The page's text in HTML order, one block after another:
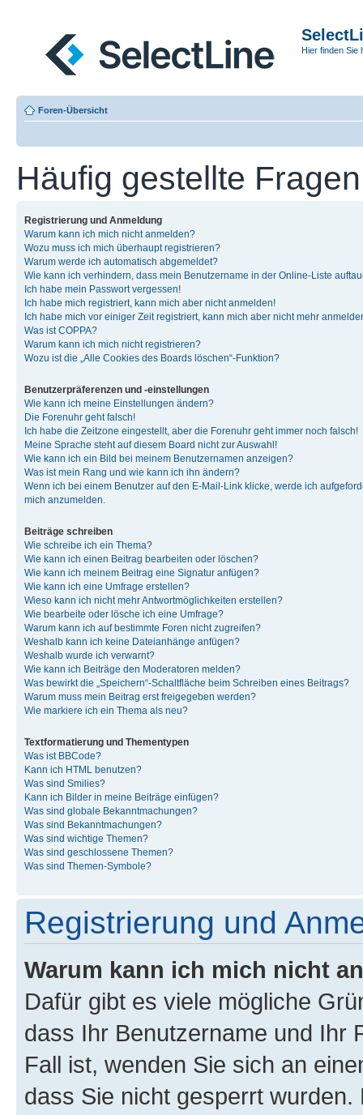
Hier finden Sie
Foren-Übersicht
Häufig gestellte Fragen
Registrierung und Anmeldung
Warum kann ich mich nicht anmelden?
Wozu muss ich mich überhaupt registrieren?
Warum werde ich automatisch abgemeldet?
Wie kann ich verhindern, dass mein Benutzername in der Online-Liste
Ich habe mein Passwort vergessen!
Ich habe mich registriert, kann mich aber nicht anmelden!
Ich habe mich vor einiger Zeit registriert, kann mich aber nicht mehr
Was ist COPPA?
Warum kann ich mich nicht registrieren?
Wozu ist die „Alle Cookies des Boards löschen“-Funktion?
Benutzerpräferenzen und -einstellungen
Wie kann ich meine Einstellungen ändern?
Die Forenuhr geht falsch!
Ich habe die Zeitzone eingestellt, aber die Forenuhr geht immer noch falsch!
Meine Sprache steht auf diesem Board nicht zur Auswahl!
Wie kann ich ein Bild bei meinem Benutzernamen anzeigen?
Was ist mein Rang und wie kann ich ihn ändern?
Wenn ich bei einem Benutzer auf den E-Mail-Link klicke, werde ich
mich anzumelden.
Beiträge schreiben
Wie schreibe ich ein Thema?
Wie kann ich einen Beitrag bearbeiten oder löschen?
Wie kann ich meinem Beitrag eine Signatur anfügen?
Wie kann ich eine Umfrage erstellen?
Wieso kann ich nicht mehr Antwortmöglichkeiten erstellen?
Wie bearbeite oder lösche ich eine Umfrage?
Warum kann ich auf bestimmte Foren nicht zugreifen?
Weshalb kann ich keine Dateianhänge anfügen?
Weshalb wurde ich verwarnt?
Wie kann ich Beiträge den Moderatoren melden?
Was bewirkt die „Speichern“-Schaltfläche beim Schreiben eines Beitrags?
Warum muss mein Beitrag erst freigegeben werden?
Wie markiere ich ein Thema als neu?
Textformatierung und Thementypen
Was ist BBCode?
Kann ich HTML benutzen?
Was sind Smilies?
Kann ich Bilder in meine Beiträge einfügen?
Was sind globale Bekanntmachungen?
Was sind Bekanntmachungen?
Was sind wichtige Themen?
Was sind geschlossene Themen?
Was sind Themen-Symbole?
Registrierung und
Warum kann ich mich nicht
Dafür gibt es viele mögliche
dass Ihr Benutzername und Ihr
Fall ist, wenden Sie sich an
dass Sie nicht gesperrt